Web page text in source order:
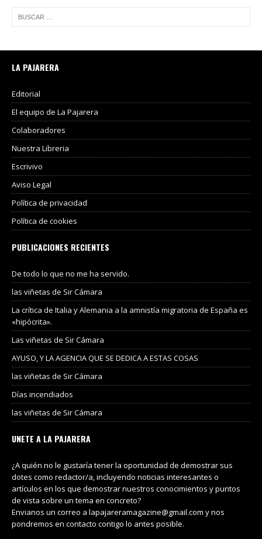
LA PAJARERA
Editorial
El equipo de La Pajarera
Colaboradores
Nuestra Libreria
Escrivivo
Aviso Legal
Política de privacidad
Política de cookies
PUBLICACIONES RECIENTES
De todo lo que no me ha servido.
las viñetas de Sir Cámara
La crítica de Italia y Alemania a la amnistía migratoria de España es
«hipócrita».
Las viñetas de Sir Cámara
AYUSO, Y LA AGENCIA QUE SE DEDICA A ESTAS COSAS
las viñetas de Sir Cámara
Días incendiados
las viñetas de Sir Cámara
UNETE A LA PAJARERA
¿A quién no le gustaría tener la oportunidad de demostrar sus
dotes como redactor/a, incluyendo noticias interesantes o
artículos en los que demostrar nuestros conocimientos y puntos
de vista sobre un tema en concreto?
Envianos un correo a lapajareramagazine@gmail.com y nos
pondremos en contacto contigo lo antes posible.